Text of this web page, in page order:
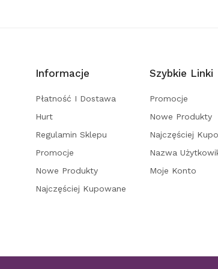
Informacje
Płatność I Dostawa
Hurt
Regulamin Sklepu
Promocje
Nowe Produkty
Najczęściej Kupowane
Szybkie Linki
Promocje
Nowe Produkty
Najczęściej
Nazwa
Moje Konto